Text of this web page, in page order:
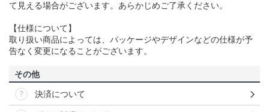
て見える場合がございます。あらかじめご了承ください。
【仕様について】
取り扱い商品によっては、パッケージやデザインなどの仕様が予
告なく変更になることがございます。
その他
決済について